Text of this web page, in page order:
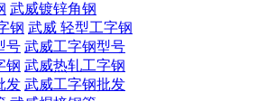
武威镀锌角钢
武威 轻型工字钢
武威工字钢型号
武威热轧工字钢
武威工字钢批发